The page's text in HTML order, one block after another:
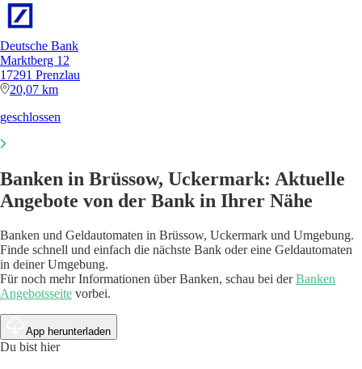
Deutsche Bank
Marktberg 12
17291 Prenzlau
20,07 km
geschlossen
Banken in Brüssow, Uckermark: Aktuelle
Angebote von der Bank in Ihrer Nähe
Banken und Geldautomaten in Brüssow, Uckermark und Umgebung.
Finde schnell und einfach die nächste Bank oder eine Geldautomaten
in deiner Umgebung.
Für noch mehr Informationen über Banken, schau bei derBanken
Angebotsseite vorbei.
App herunterladen
Du bist hier